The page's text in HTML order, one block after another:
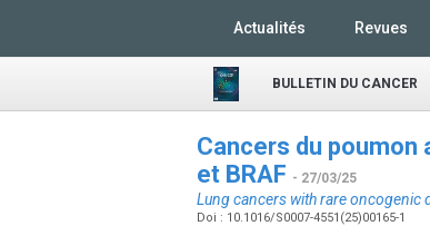
Actualités Revues
BULLETIN DU CANCER
Cancers du poumon
et BRAF - 27/03/25
Lung cancers with rare oncogenic
Doi : 10.1016/S0007-4551(25)00165-1